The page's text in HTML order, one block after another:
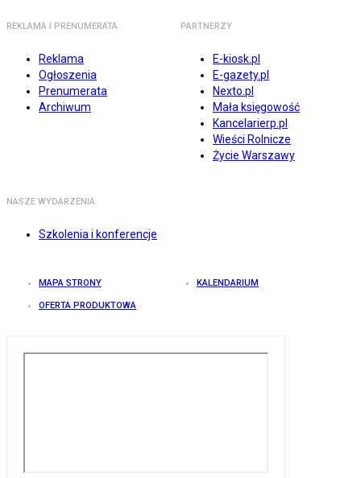
REKLAMA I PRENUMERATA
Reklama
Ogłoszenia
Prenumerata
Archiwum
PARTNERZY
E-kiosk.pl
E-gazety.pl
Nexto.pl
Mała księgowość
Kancelarierp.pl
Wieści Rolnicze
Życie Warszawy
NASZE WYDARZENIA
Szkolenia i konferencje
MAPA STRONY KALENDARIUM
OFERTA PRODUKTOWA